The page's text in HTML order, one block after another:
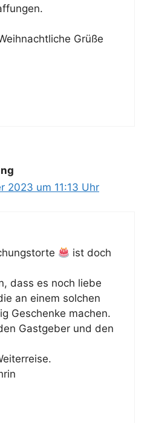
Grüße
2023 um 11:13 Uhr
ist doch
dass es noch liebe
an einem solchen
Geschenke machen.
Gastgeber und den